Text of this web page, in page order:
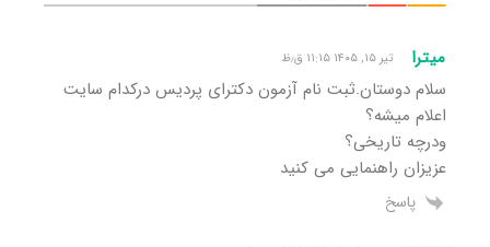
میترا تیر ۱۵, ۱۴۰۵ ۱۱:۱۵ ق٫ظ
سلام دوستان.ثبت نام آزمون دکترای پردیس درکدام سایت
اعلام میشه؟
ودرچه تاریخی؟
عزیزان راهنمایی می کنید
پاسخ